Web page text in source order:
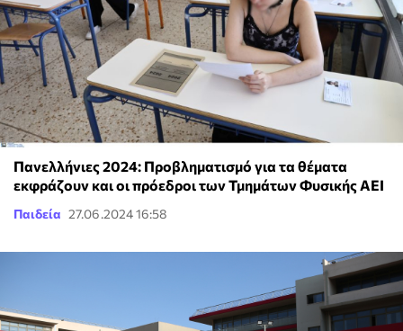
Πανελλήνιες 2024: Προβληματισμό για τα θέματα
εκφράζουν και οι πρόεδροι των Τμημάτων Φυσικής ΑΕΙ
Παιδεία 27.06.2024 16:58